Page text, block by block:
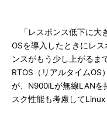
「レスポンス低下に大
OSを導入したときにレ
ンスがもう少し上がるま
RTOS（リアルタイムOS
が、N900iLが無線LANを
スク性能も考慮してLinux